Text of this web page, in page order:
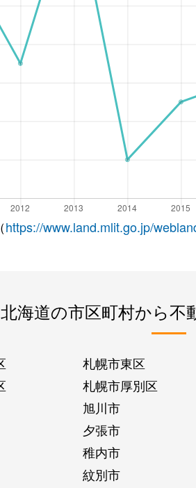
https://www.land.mlit.go.jp/
北海道の市区町村から不
札幌市東区
札幌市厚別区
旭川市
夕張市
稚内市
紋別市